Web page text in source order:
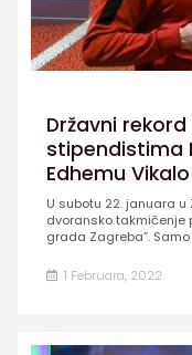
Državni
stipendistima
Edhemu Vikalo
U subotu 22. januara
dvoransko takmičenje
grada Zagreba”.
1 Februara, 2022